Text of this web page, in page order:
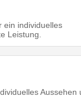
ein individuelles
Leistung.
Aussehen